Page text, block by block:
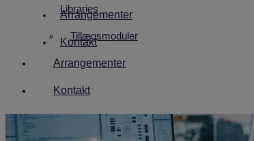
Arrangementer
Kontakt
Libraries
Tillægsmoduler
Arrangementer
Kontakt